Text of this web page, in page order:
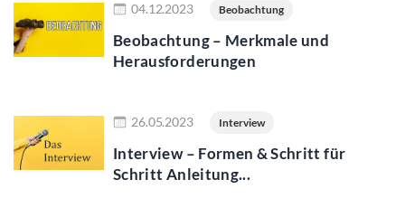
04.12.2023 Beobachtung
Beobachtung – Merkmale und
Herausforderungen
26.05.2023 Interview
Interview – Formen & Schritt für
Schritt Anleitung...